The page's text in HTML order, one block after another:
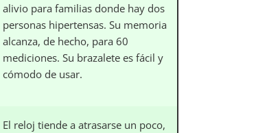
alivio para familias donde hay dos
personas hipertensas. Su memoria
alcanza, de hecho, para 60
mediciones. Su brazalete es fácil y
cómodo de usar.
El reloj tiende a atrasarse un poco,